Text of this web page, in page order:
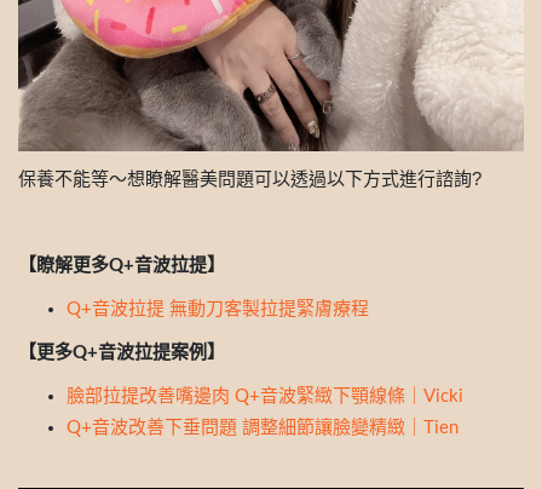
保養不能等～想瞭解醫美問題可以透過以下方式進行諮詢?
【瞭解更多Q+音波拉提】
Q+音波拉提 無動刀客製拉提緊膚療程
【更多Q+音波拉提案例】
臉部拉提改善嘴邊肉 Q+音波緊緻下顎線條｜Vicki
Q+音波改善下垂問題 調整細節讓臉變精緻｜Tien